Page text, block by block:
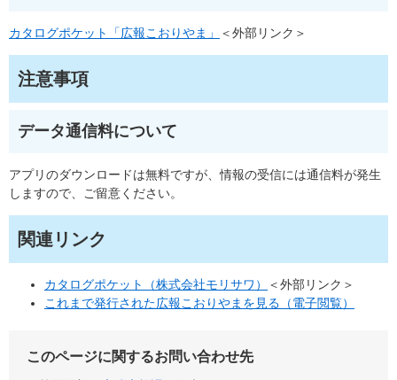
カタログポケット「広報こおりやま」 ＜外部リンク＞
注意事項
データ通信料について
アプリのダウンロードは無料ですが、情報の受信には通信料が発生
しますので、ご留意ください。
関連リンク
カタログポケット（株式会社モリサワ）
＜外部リンク＞
これまで発行された広報こおりやまを見る（電子閲覧）
このページに関するお問い合わせ先